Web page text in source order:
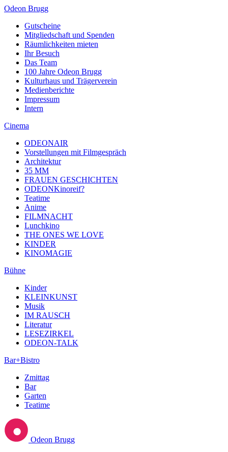
Odeon Brugg
Gutscheine
Mitgliedschaft und Spenden
Räumlichkeiten mieten
Ihr Besuch
Das Team
100 Jahre Odeon Brugg
Kulturhaus und Trägerverein
Medienberichte
Impressum
Intern
Cinema
ODEONAIR
Vorstellungen mit Filmgespräch
Architektur
35 MM
FRAUEN GESCHICHTEN
ODEONKinoreif?
Teatime
Anime
FILMNACHT
Lunchkino
THE ONES WE LOVE
KINDER
KINOMAGIE
Bühne
Kinder
KLEINKUNST
Musik
IM RAUSCH
Literatur
LESEZIRKEL
ODEON-TALK
Bar+Bistro
Zmittag
Bar
Garten
Teatime
Odeon Brugg